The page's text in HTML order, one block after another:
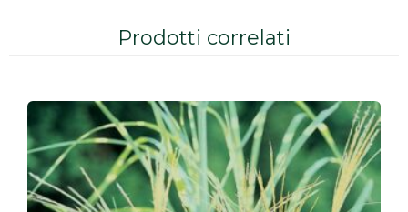
Prodotti correlati